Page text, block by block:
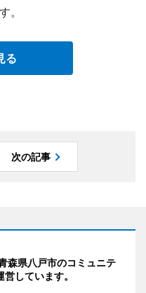
。
る
次の記事
森県八戸市のコミュニテ
しています。